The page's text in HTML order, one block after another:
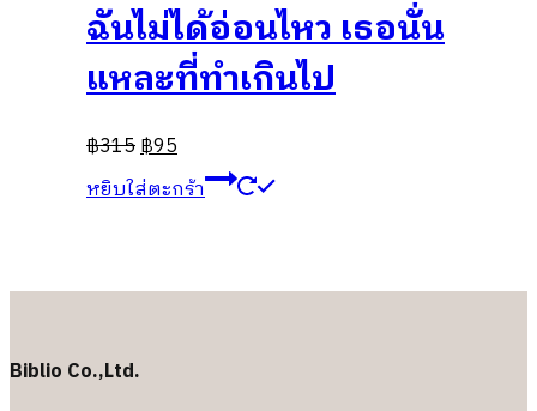
ฉันไม่ได้อ่อนไหว เธอนั่น
แหละที่ทำเกินไป
฿315฿95
หยิบใส่ตะกร้า
Biblio Co.,Ltd.